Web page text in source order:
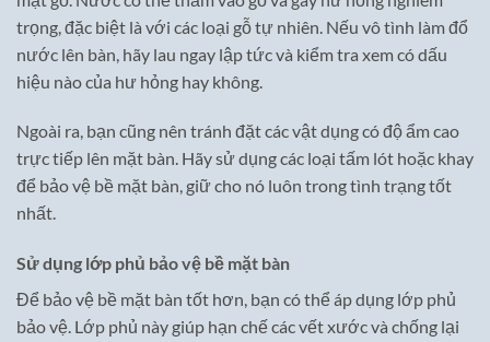
trọng, đặc biệt là với các loại gỗ tự nhiên. Nếu vô tình làm đổ
nước lên bàn, hãy lau ngay lập tức và kiểm tra xem có dấu
hiệu nào của hư hỏng hay không.
Ngoài ra, bạn cũng nên tránh đặt các vật dụng có độ ẩm cao
trực tiếp lên mặt bàn. Hãy sử dụng các loại tấm lót hoặc khay
để bảo vệ bề mặt bàn, giữ cho nó luôn trong tình trạng tốt
nhất.
Sử dụng lớp phủ bảo vệ bề mặt bàn
Để bảo vệ bề mặt bàn tốt hơn, bạn có thể áp dụng lớp phủ
bảo vệ. Lớp phủ này giúp hạn chế các vết xước và chống lại